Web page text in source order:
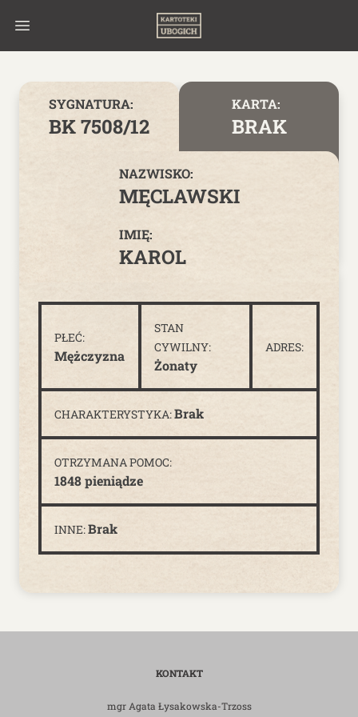
SYGNATURA:
BK 7508/12
KARTA:
BRAK
NAZWISKO:
MĘCLAWSKI
IMIĘ:
KAROL
PŁEĆ:
Mężczyzna
STAN
CYWILNY:
Żonaty
ADRES:
CHARAKTERYSTYKA:Brak
OTRZYMANA POMOC:
1848 pieniądze
INNE:Brak
KONTAKT
mgr Agata Łysakowska-Trzoss